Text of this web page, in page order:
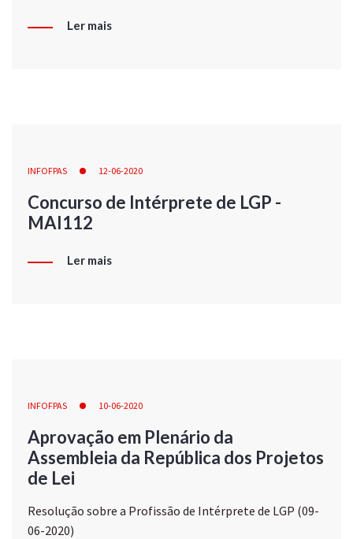
Ler mais
INFOFPAS 12-06-2020
Concurso de Intérprete de LGP -
MAI112
Ler mais
INFOFPAS 10-06-2020
Aprovação em Plenário da
Assembleia da República dos Projetos
de Lei
Resolução sobre a Profissão de Intérprete de LGP (09-
06-2020)